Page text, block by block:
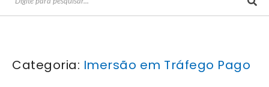
Categoria: Imersão em Tráfego Pago